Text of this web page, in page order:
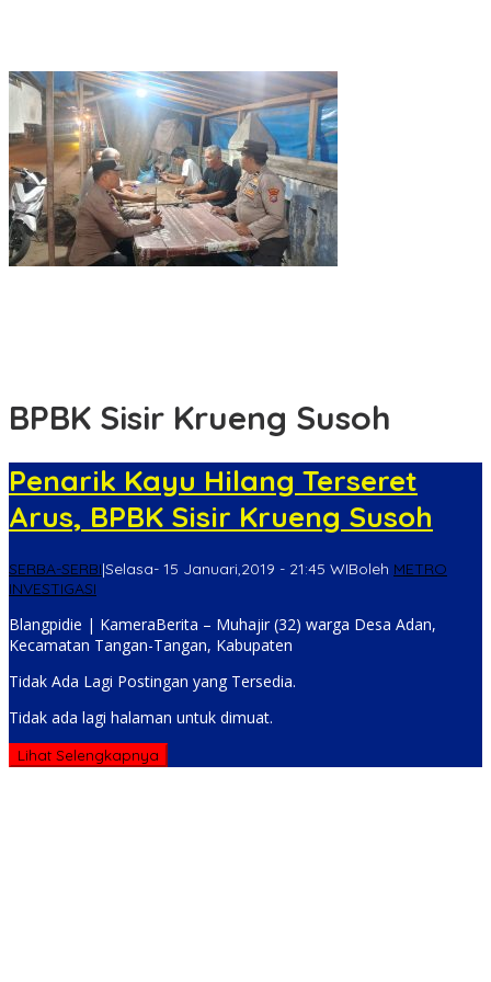
BPBK Sisir Krueng Susoh
Penarik Kayu Hilang Terseret
Arus, BPBK Sisir Krueng Susoh
SERBA-SERBI|Selasa- 15 Januari,2019 - 21:45 WIBoleh METRO
INVESTIGASI
Blangpidie | KameraBerita – Muhajir (32) warga Desa Adan,
Kecamatan Tangan-Tangan, Kabupaten
Tidak Ada Lagi Postingan yang Tersedia.
Tidak ada lagi halaman untuk dimuat.
Lihat Selengkapnya